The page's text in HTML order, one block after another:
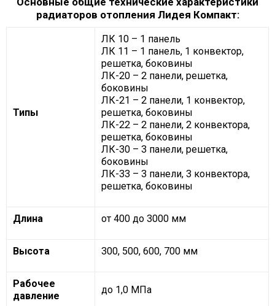
радиаторов отопления Лидея Компакт:
Типы
ЛК 10 – 1 панель
ЛК 11 – 1 панель, 1 конвектор,
решетка, боковины
ЛК-20 – 2 панели, решетка,
боковины
ЛК-21 – 2 панели, 1 конвектор,
решетка, боковины
ЛК-22 – 2 панели, 2 конвектора,
решетка, боковины
ЛК-30 – 3 панели, решетка,
боковины
ЛК-33 – 3 панели, 3 конвектора,
решетка, боковины
Длина от 400 до 3000 мм
Высота 300, 500, 600, 700 мм
Рабочее
давление
до 1,0 МПа